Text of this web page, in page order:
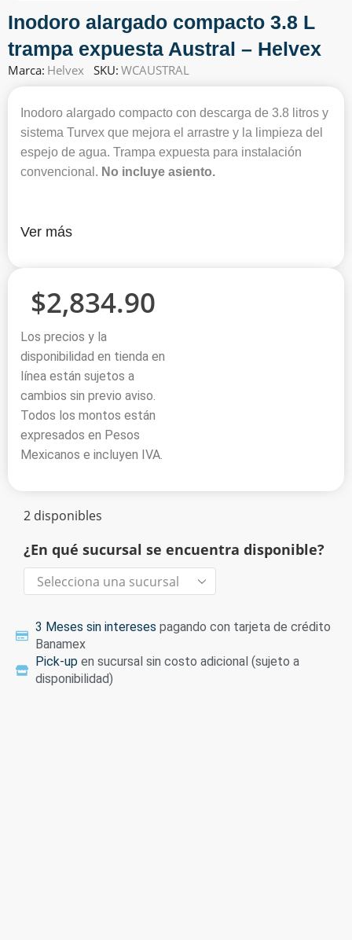
Inodoro alargado compacto 3.8 L
trampa expuesta Austral – Helvex
Marca: Helvex SKU: WCAUSTRAL
Inodoro alargado compacto con descarga de 3.8 litros y
sistema Turvex que mejora el arrastre y la limpieza del
espejo de agua. Trampa expuesta para instalación
convencional. No incluye asiento.
Ver más
$2,834.90
Los precios y la
disponibilidad en tienda en
línea están sujetos a
cambios sin previo aviso.
Todos los montos están
expresados en Pesos
Mexicanos e incluyen IVA.
2 disponibles
¿En qué sucursal se encuentra disponible?
3 Meses sin intereses pagando con tarjeta de crédito
Banamex
Pick-up en sucursal sin costo adicional (sujeto a
disponibilidad)